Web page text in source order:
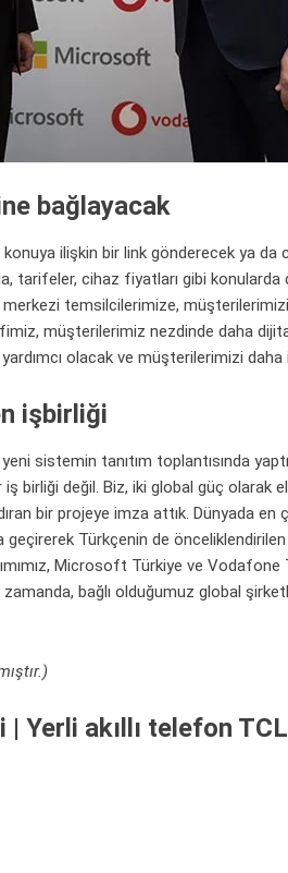
bağlayacak
ilişkin bir link gönderecek ya da
cihaz fiyatları gibi konularda
temsilcilerimize,
müşterilerimiz nezdinde daha
olacak ve müşterilerimizi daha
işbirliği
sistemin tanıtım toplantısında
birliği değil. Biz, iki global güç olarak
bir projeye imza attık. Dünyada
Türkçenin de önceliklendirilen
Microsoft Türkiye ve Vodafone
bağlı olduğumuz global
Yerli akıllı telefon